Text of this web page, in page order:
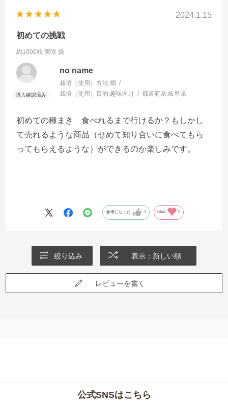
2024.1.15
初めての挑戦
約1000粒 実咲 袋
no name
栽培（使用）方法:畑
栽培（使用）目的:趣味向け 都道府県:岐阜県
初めての種まき 食べれるまで行けるか？もしかし
て売れるような商品（せめて知り合いに食べてもら
ってもらえるような）ができるのか楽しみです。
参考になった 0 Like! 0
絞り込み 表示：新しい順
レビューを書く
公式SNSはこちら